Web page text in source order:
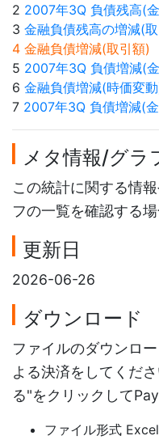
2 2007年3Q 負債残高(
3 金融負債残高の増減(
4 金融負債増減(取引額)
5 2007年3Q 負債増減(
6 金融負債増減(時価変
7 2007年3Q 負債増減(
メタ情報/グラ
この統計に関する情
フの一覧を確認する
更新日
2026-06-26
ダウンロード
ファイルのダウンロ
よる決済をしてくだ
る"をクリックして
ファイル形式